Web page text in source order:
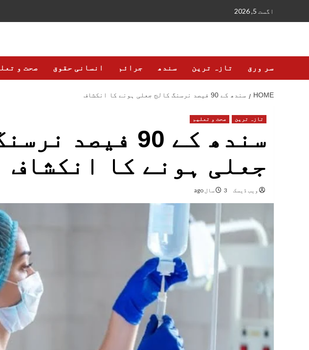
اگست 5, 2026
سر ورق تازہ ترین سندھ جرائم انسانی حقوق صحت و
HOME سندھ کے 90 فیصد نرسنگ کالج جعلی ہونے کا انکشاف
تازہ ترین صحت و تعلیم
سندھ کے 90 فیصد
جعلی ہونے کا انکشاف
ویب ڈیسک 3 سال ago